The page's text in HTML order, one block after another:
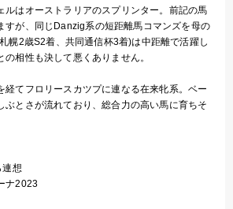
ルはオーストラリアのスプリンター。前記の馬
すが、同じDanzig系の短距離馬コマンズを母の
幌2歳S2着、共同通信杯3着)は中距離で活躍し
相性も決して悪くありません。
経てフロリースカツプに連なる在来牝系。ベー
ぶとさが流れており、総合力の高い馬に育ちそ
連想
ナ2023